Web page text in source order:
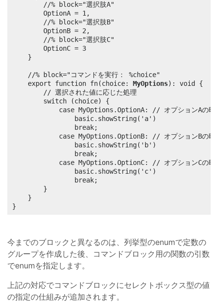
        //% block="選択肢A"
        OptionA = 1,
        //% block="選択肢B"
        OptionB = 2,
        //% block="選択肢C"
        OptionC = 3
    }
    //% block="コマンドを実行： %choice"
    export function fn(choice:
MyOptions): void {
        // 選択された値に応じた処理
        switch (choice) {
case MyOptions.OptionA: // オプションAの時
                basic.showString('a')
                break;
case MyOptions.OptionB: // オプションBの時
                basic.showString('b')
                break;
case MyOptions.OptionC: // オプションCの時
                basic.showString('c')
                break;
        }
    }
}
今までのブロックと異なるのは、列挙型のenumで定数の
グループを作成した後、コマンドブロック用の関数の引数
でenumを指定します。
上記の対応でコマンドブロックにセレクトボックス型の値
の指定の仕組みが追加されます。